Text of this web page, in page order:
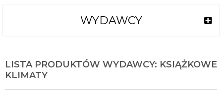
WYDAWCY
LISTA PRODUKTÓW WYDAWCY: KSIĄŻKOWE
KLIMATY